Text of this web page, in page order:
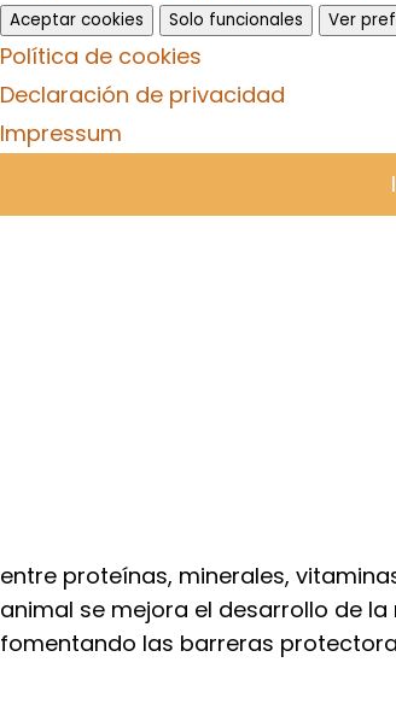
Aceptar cookies Solo funcionales Ver
Política de cookies
Declaración de privacidad
Impressum
entre proteínas, minerales,
animal se mejora el desarrollo de
fomentando las barreras